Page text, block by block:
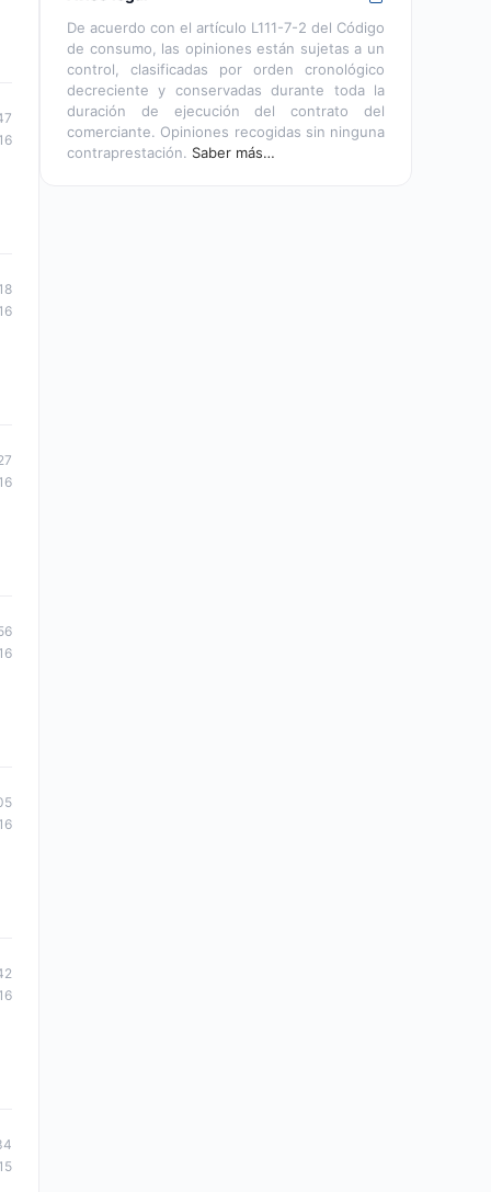
De acuerdo con el artículo L111-7-2 del Código
de consumo, las opiniones están sujetas a un
control, clasificadas por orden cronológico
decreciente y conservadas durante toda la
duración de ejecución del contrato del
comerciante. Opiniones recogidas sin ninguna
contraprestación. Saber más…